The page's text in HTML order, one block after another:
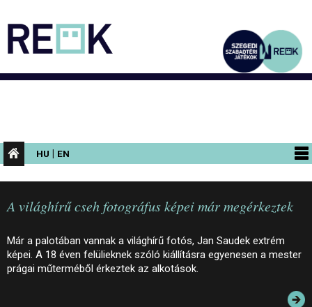
HU | EN
PROGRAMOK
KIÁLLÍTÁSOK
AZ ÉPÜLET
INFORMÁCIÓK
A világhírű cseh fotográfus képei már megérkeztek
Már a palotában vannak a világhírű fotós, Jan Saudek extrém
képei. A 18 éven felülieknek szóló kiállításra egyenesen a mester
prágai műterméből érkeztek az alkotások.